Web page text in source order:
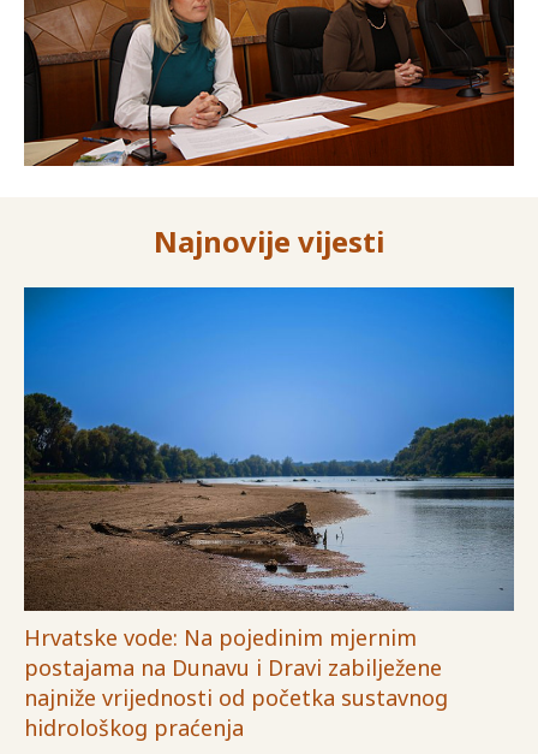
Najnovije vijesti
Hrvatske vode: Na pojedinim mjernim
postajama na Dunavu i Dravi zabilježene
najniže vrijednosti od početka sustavnog
hidrološkog praćenja